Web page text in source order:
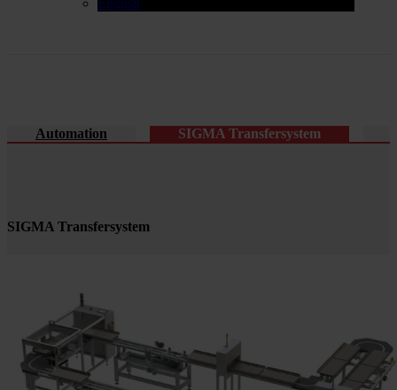
English
Automation SIGMA Transfersystem
SIGMA Transfersystem